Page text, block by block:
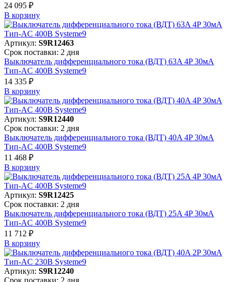
24 095 ₽
В корзинy
Артикул: S9R12463
Срок поставки: 2 дня
Выключатель дифференциального тока (ВДТ) 63A 4P 30мА
Тип-AC 400В Systeme9
14 335 ₽
В корзинy
Артикул: S9R12440
Срок поставки: 2 дня
Выключатель дифференциального тока (ВДТ) 40A 4P 30мА
Тип-AC 400В Systeme9
11 468 ₽
В корзинy
Артикул: S9R12425
Срок поставки: 2 дня
Выключатель дифференциального тока (ВДТ) 25A 4P 30мА
Тип-AC 400В Systeme9
11 712 ₽
В корзинy
Артикул: S9R12240
Срок поставки: 2 дня